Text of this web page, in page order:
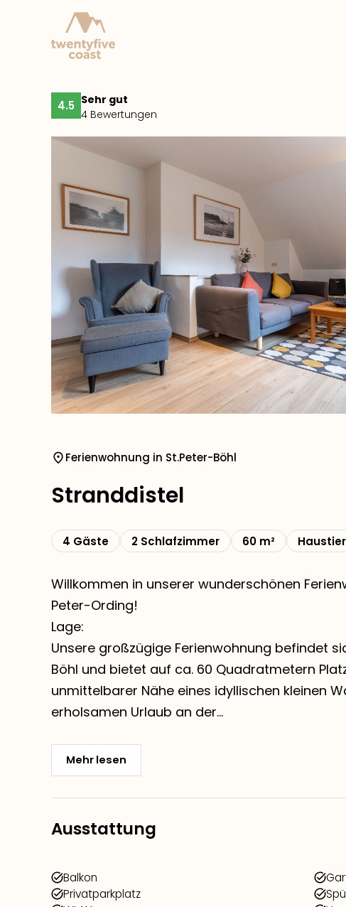
4.5 Sehr gut
4 Bewertungen
Ferienwohnung in St.Peter-Böhl
Stranddistel
4 Gäste 2 Schlafzimmer 60 m²
Willkommen in unserer wunderschönen
Peter-Ording!
Lage:
Unsere großzügige Ferienwohnung befindet
Böhl und bietet auf ca. 60 Quadratmetern
unmittelbarer Nähe eines idyllischen kleinen
erholsamen Urlaub an der...
Mehr lesen
Ausstattung
Balkon
Privatparkplatz